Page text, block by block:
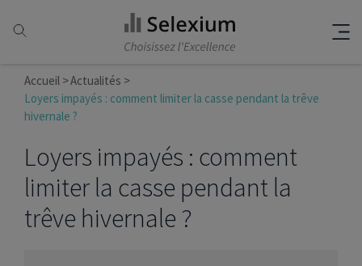
Accueil
Actualités
Loyers impayés : comment limiter la casse pendant la trêve
hivernale ?
Loyers impayés : comment
limiter la casse pendant la
trêve hivernale ?